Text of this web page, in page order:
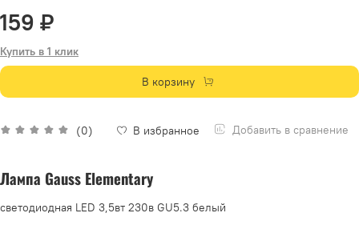
(0) В избранное Добавить в сравнение
159 ₽
Купить в 1 клик
В корзину
Лампа Gauss Elementary
светодиодная LED 3,5вт 230в GU5.3 белый